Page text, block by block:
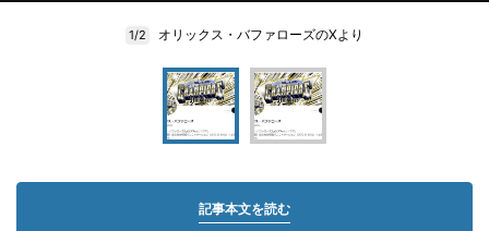
1/2 オリックス・バファローズのXより
記事本文を読む